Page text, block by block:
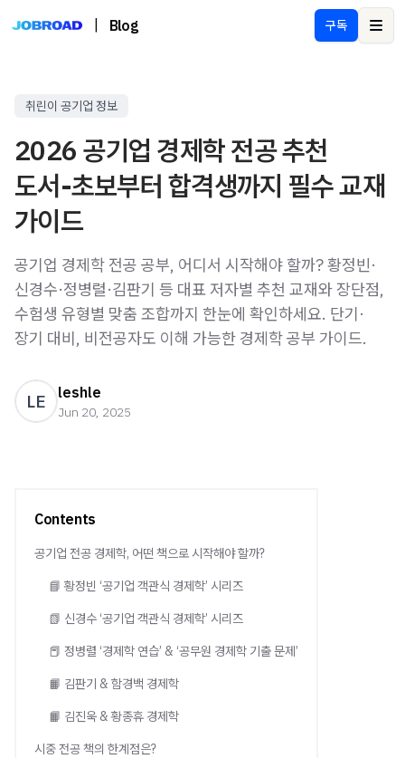
Blog 구독
취린이 공기업 정보
2026 공기업 경제학 전공 추천
도서-초보부터 합격생까지 필수 교재
가이드
공기업 경제학 전공 공부, 어디서 시작해야 할까? 황정빈·
신경수·정병렬·김판기 등 대표 저자별 추천 교재와 장단점,
수험생 유형별 맞춤 조합까지 한눈에 확인하세요. 단기·
장기 대비, 비전공자도 이해 가능한 경제학 공부 가이드.
LE leshle
Jun 20, 2025
Contents
공기업 전공 경제학, 어떤 책으로 시작해야 할까?
📘 황정빈 ‘공기업 객관식 경제학’ 시리즈
📗 신경수 ‘공기업 객관식 경제학’ 시리즈
📕 정병렬 ‘경제학 연습’ & ‘공무원 경제학 기출 문제’
📙 김판기 & 함경백 경제학
📙 김진욱 & 황종휴 경제학
시중 전공 책의 한계점은?